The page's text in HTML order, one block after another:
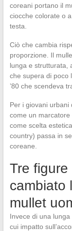
coreani portano il
ciocche colorate o
testa.
Ciò che cambia
proporzione. Il
lunga e strutturata,
che supera di poco
’80 che scendeva
Per i giovani urbani
come un
come scelta
country) passa in
coreane.
Tre
cambiato
mullet
Invece di una
cui impatto